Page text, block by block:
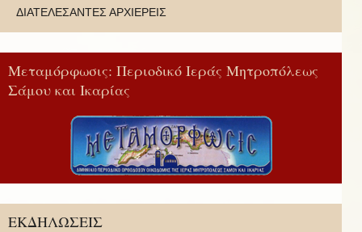
ΔΙΑΤΕΛΕΣΑΝΤΕΣ ΑΡΧΙΕΡΕΙΣ
Μεταμόρφωσις: Περιοδικό Ιεράς Μητροπόλεως
Σάμου και Ικαρίας
ΕΚΔΗΛΩΣΕΙΣ